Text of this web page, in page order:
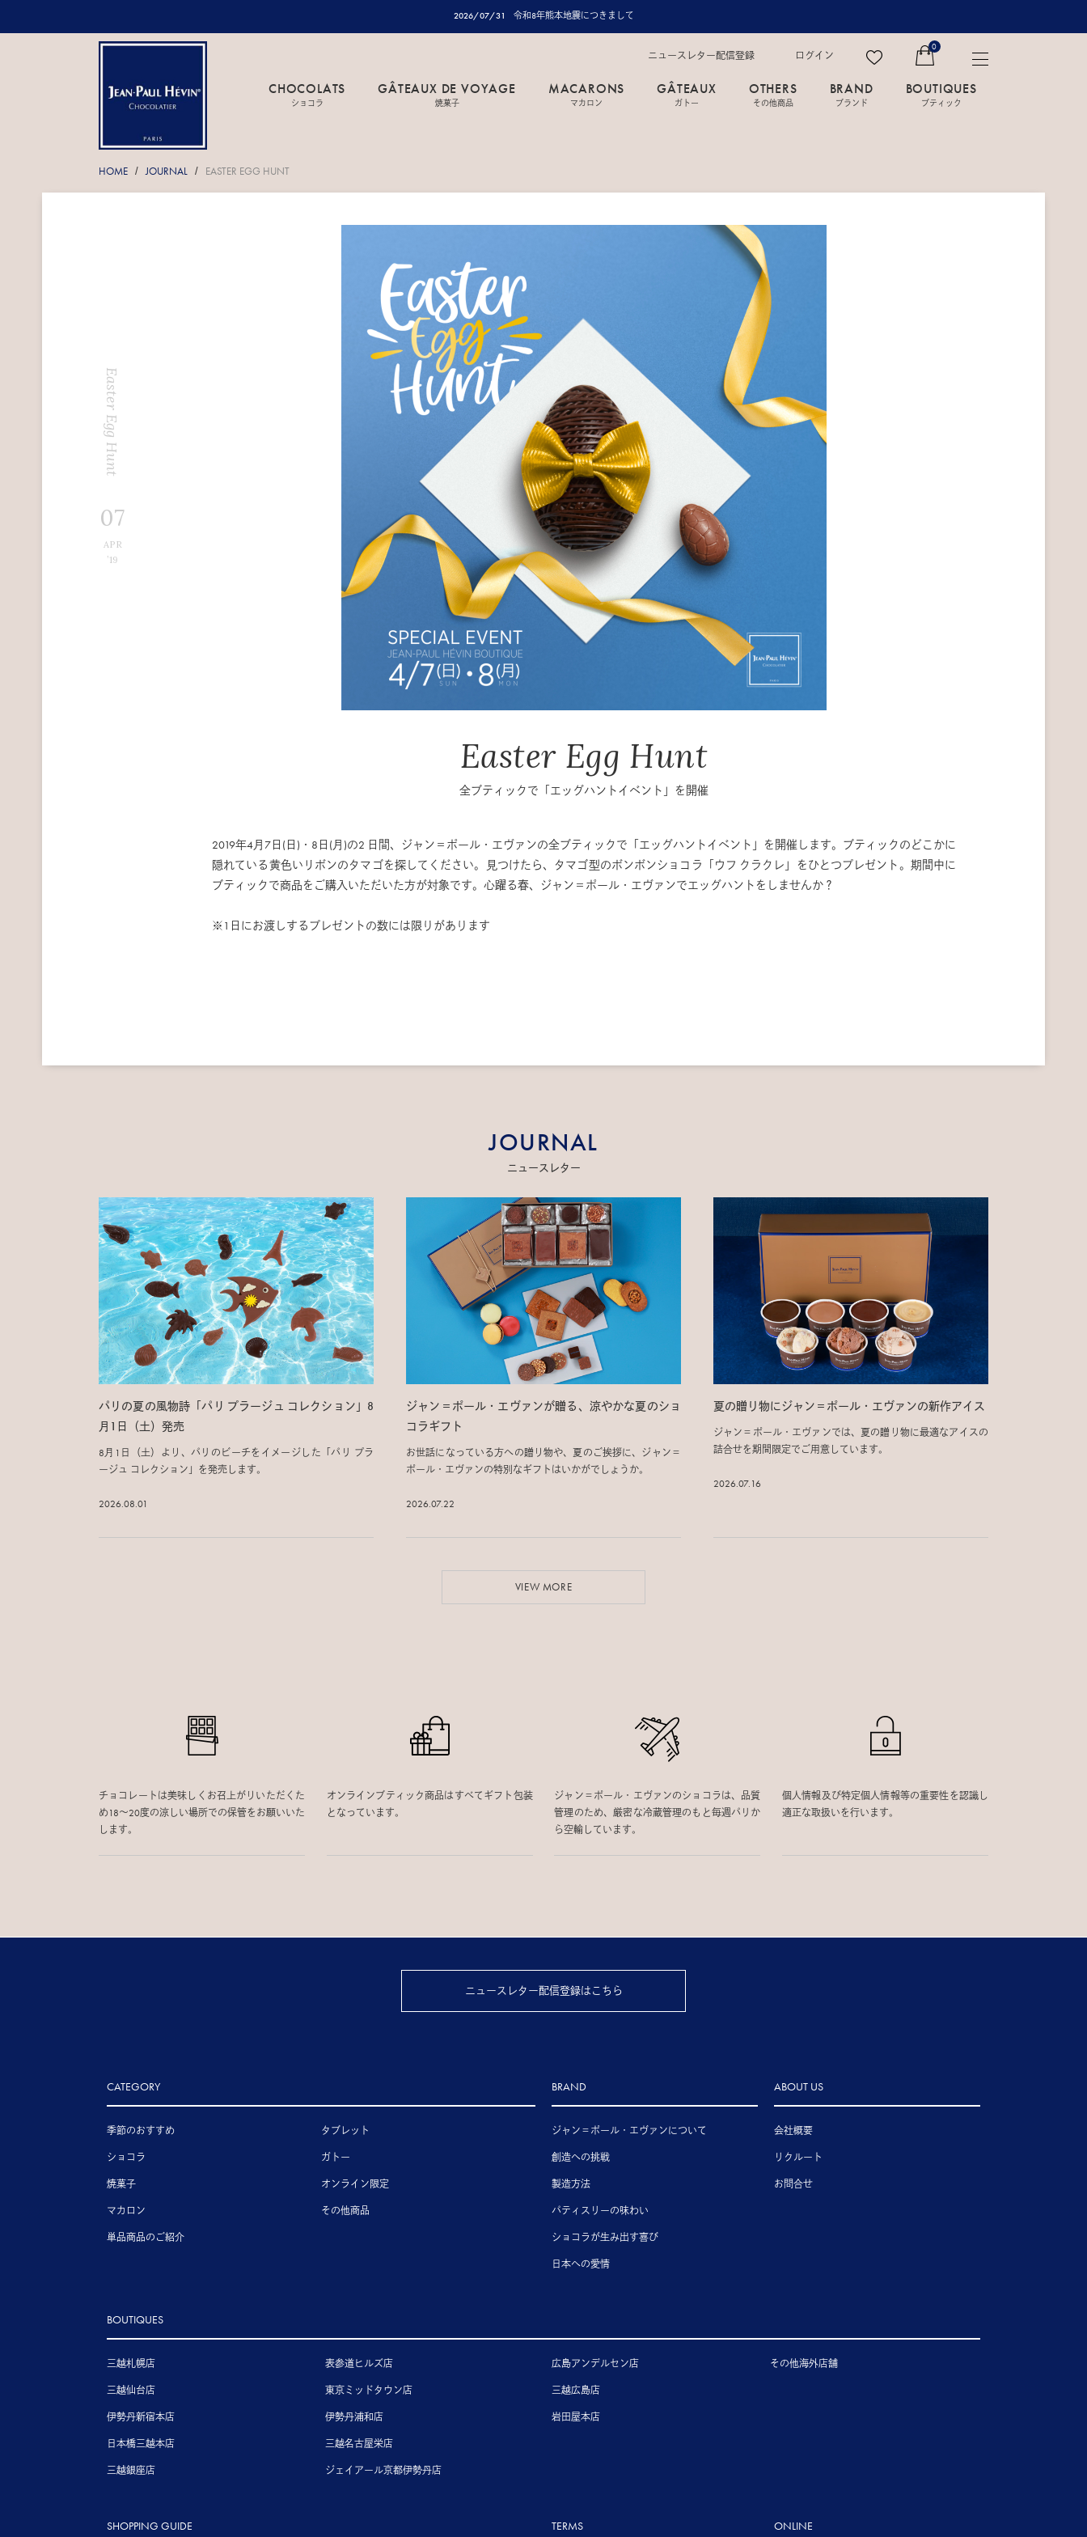
2026/07/31 令和8年熊本地震につきまして
ニュースレター配信登録 ログイン
0
CHOCOLATS
ショコラ
GÂTEAUX DE VOYAGE
焼菓子
MACARONS
マカロン
GÂTEAUX
ガトー
OTHERS
その他商品
BRAND
ブランド
BOUTIQUES
ブティック
HOME / JOURNAL / EASTER EGG HUNT
Easter Egg Hunt
07
APR
’19
Easter Egg Hunt
全ブティックで「エッグハントイベント」を開催
2019年4月7日(日)・8日(月)の2 日間、ジャン＝ポール・エヴァンの全ブティックで「エッグハントイベント」を開催します。ブティックのどこかに
隠れている黄色いリボンのタマゴを探してください。見つけたら、タマゴ型のボンボンショコラ「ウフ クラクレ」をひとつプレゼント。期間中に
ブティックで商品をご購入いただいた方が対象です。心躍る春、ジャン＝ポール・エヴァンでエッグハントをしませんか？
※1日にお渡しするプレゼントの数には限りがあります
JOURNAL
ニュースレター
パリの夏の風物詩「パリ プラージュ コレクション」8
月1日（土）発売
8月1日（土）より、パリのビーチをイメージした「パリ プラ
ージュ コレクション」を発売します。
2026.08.01
ジャン＝ポール・エヴァンが贈る、涼やかな夏のショ
コラギフト
お世話になっている方への贈り物や、夏のご挨拶に、ジャン＝
ポール・エヴァンの特別なギフトはいかがでしょうか。
2026.07.22
夏の贈り物にジャン＝ポール・エヴァンの新作アイス
ジャン＝ポール・エヴァンでは、夏の贈り物に最適なアイスの
詰合せを期間限定でご用意しています。
2026.07.16
VIEW MORE
チョコレートは美味しくお召上がりいただくた
め18〜20度の涼しい場所での保管をお願いいた
します。
オンラインブティック商品はすべてギフト包装
となっています。
ジャン＝ポール・エヴァンのショコラは、品質
管理のため、厳密な冷蔵管理のもと毎週パリか
ら空輸しています。
個人情報及び特定個人情報等の重要性を認識し
適正な取扱いを行います。
ニュースレター配信登録はこちら
CATEGORY
季節のおすすめ
ショコラ
焼菓子
マカロン
単品商品のご紹介
タブレット
ガトー
オンライン限定
その他商品
BRAND
ジャン＝ポール・エヴァンについて
創造への挑戦
製造方法
パティスリーの味わい
ショコラが生み出す喜び
日本への愛情
ABOUT US
会社概要
リクルート
お問合せ
BOUTIQUES
三越札幌店
三越仙台店
伊勢丹新宿本店
日本橋三越本店
三越銀座店
表参道ヒルズ店
東京ミッドタウン店
伊勢丹浦和店
三越名古屋栄店
ジェイアール京都伊勢丹店
広島アンデルセン店
三越広島店
岩田屋本店
その他海外店舗
SHOPPING GUIDE TERMS ONLINE